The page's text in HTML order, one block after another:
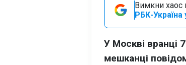
Вимкни хаос
РБК-Україна
У Москві вранці
мешканці